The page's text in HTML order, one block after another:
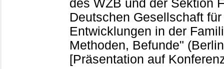
des WZB und der Sektion
Deutschen Gesellschaft
Entwicklungen in der
Methoden, Befunde"
[Präsentation auf